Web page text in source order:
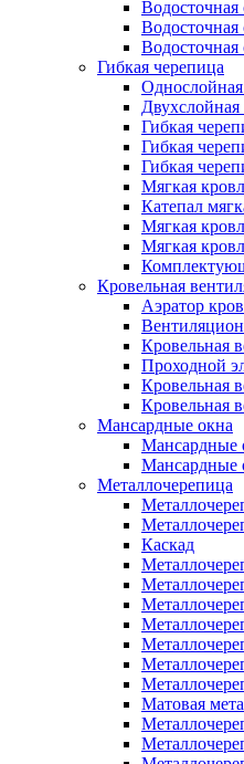
Водосточная
Водосточная
Гибкая черепица
Двухслойная
Гибкая
Гибкая
Гибкая
Мягкая
Катепал
Мягкая
Мягкая
Кровельная
Аэратор
Кровельная
Проходной
Кровельная
Кровельная
Мансардные окна
Мансардные
Мансардные
Металлочерепица
Каскад
Матовая